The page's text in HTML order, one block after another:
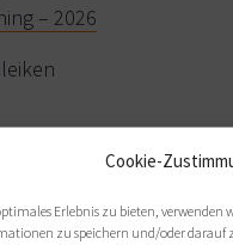
Cookie-
Erlebnis zu bieten, verwenden
zu speichern und/oder darauf
– 2026
VERANSTALTUNGSORT